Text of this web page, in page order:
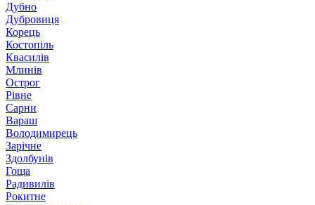
Дубно
Дубровиця
Корець
Костопіль
Квасилів
Млинів
Острог
Рівне
Сарни
Вараш
Володимирець
Зарічне
Здолбунів
Гоща
Радивилів
Рокитне